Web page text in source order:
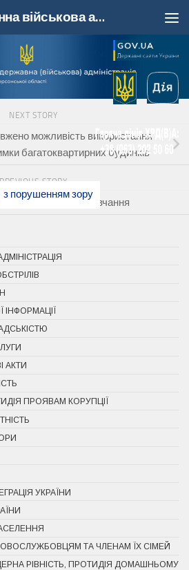
Херсонська районна військова адміністрація, Херсонська область
з порушенням зору
NEXT STORY
можливість використання
багатоквартирних будинків
PREVIOUS STORY
хвилина мовчання
АКТИ
ПРОЯВАМ КОРУПЦІЇ
УКРАЇНИ
ТА ЧЛЕНАМ ЇХ СІМЕЙ
РІВНІСТЬ, ПРОТИДІЯ ДОМАШНЬОМУ